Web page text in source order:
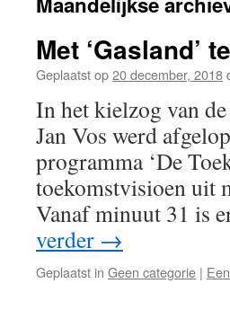
Met ‘Gasland’
Geplaatst op20 december, 2018
In het kielzog van
Jan Vos werd
programma ‘De
toekomstvisioen uit
Vanaf minuut 31 is
verder →
Geplaatst in Geen categorie |